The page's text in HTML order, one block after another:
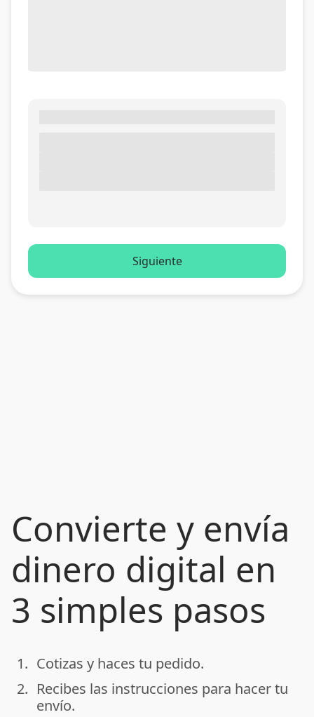
Convierte y envía
dinero digital en
3 simples pasos
done
1. Cotizas y haces tu pedido.
done
2. Recibes las instrucciones para hacer tu
envío.
Siguiente